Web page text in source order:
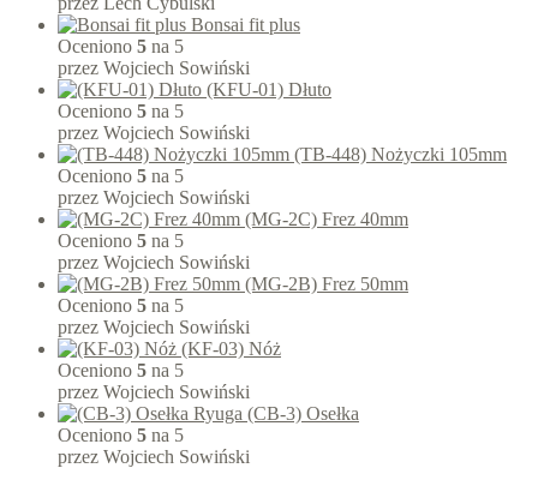
Bonsai fit plus
Oceniono 5 na 5
przez Wojciech Sowiński
(KFU-01) Dłuto
Oceniono 5 na 5
przez Wojciech Sowiński
(TB-448) Nożyczki 105mm
Oceniono 5 na 5
przez Wojciech Sowiński
(MG-2C) Frez 40mm
Oceniono 5 na 5
przez Wojciech Sowiński
(MG-2B) Frez 50mm
Oceniono 5 na 5
przez Wojciech Sowiński
(KF-03) Nóż
Oceniono 5 na 5
przez Wojciech Sowiński
(CB-3) Osełka
Oceniono 5 na 5
przez Wojciech Sowiński